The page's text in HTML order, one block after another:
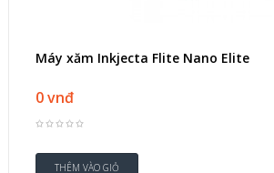
Máy xăm Inkjecta Flite Nano Elite
0 vnđ